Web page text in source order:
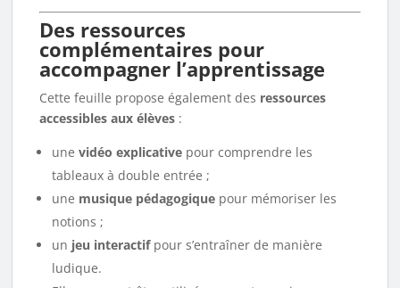
Des ressources
complémentaires pour
accompagner l’apprentissage
Cette feuille propose également des ressources
accessibles aux élèves :
unevidéo explicative pour comprendre les
tableaux à double entrée ;
une musique pédagogique pour mémoriser les
notions ;
un jeu interactifpour s’entraîner de manière
ludique.